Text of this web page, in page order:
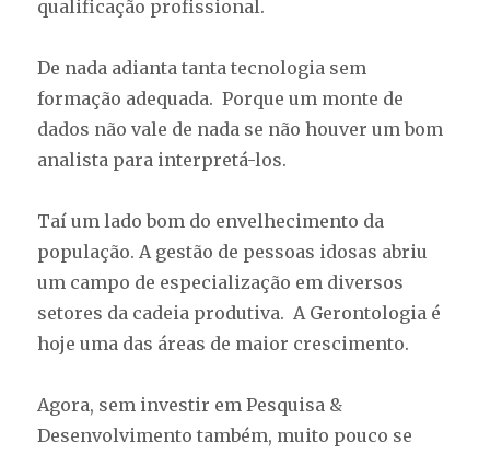
qualificação profissional.
De nada adianta tanta tecnologia sem
formação adequada. Porque um monte de
dados não vale de nada se não houver um bom
analista para interpretá-los.
Taí um lado bom do envelhecimento da
população. A gestão de pessoas idosas abriu
um campo de especialização em diversos
setores da cadeia produtiva. A Gerontologia é
hoje uma das áreas de maior crescimento.
Agora, sem investir em Pesquisa &
Desenvolvimento também, muito pouco se